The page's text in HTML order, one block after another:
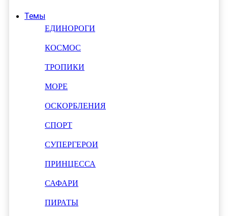
Темы
ЕДИНОРОГИ
КОСМОС
ТРОПИКИ
МОРЕ
ОСКОРБЛЕНИЯ
СПОРТ
СУПЕРГЕРОИ
ПРИНЦЕССА
САФАРИ
ПИРАТЫ